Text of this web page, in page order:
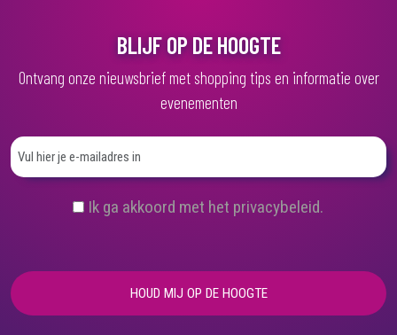
BLIJF OP DE HOOGTE
Ontvang onze nieuwsbrief met shopping tips en informatie over
evenementen
(
e
i
Ik ga akkoord met het privacybeleid.